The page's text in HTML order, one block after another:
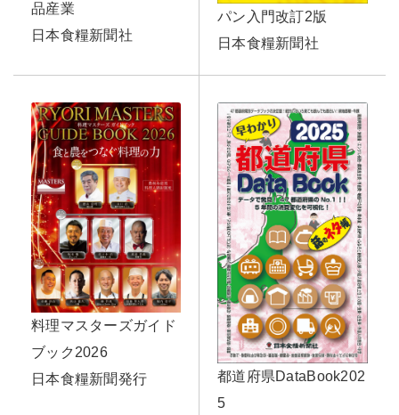
品産業
日本食糧新聞社
パン入門改訂2版
日本食糧新聞社
料理マスターズガイド
ブック2026
日本食糧新聞発行
都道府県DataBook202
5